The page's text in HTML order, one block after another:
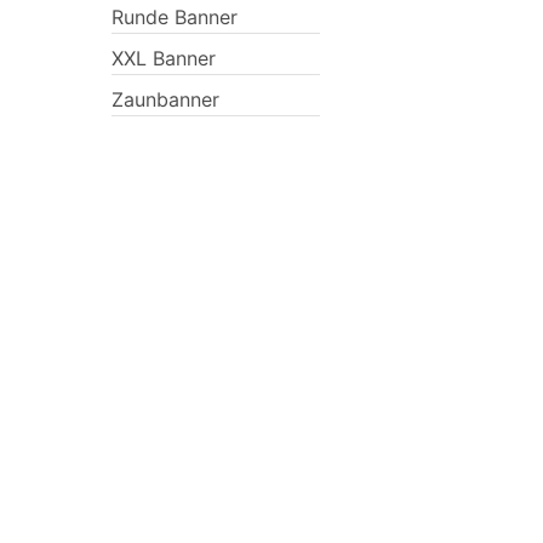
Runde Banner
XXL Banner
Zaunbanner